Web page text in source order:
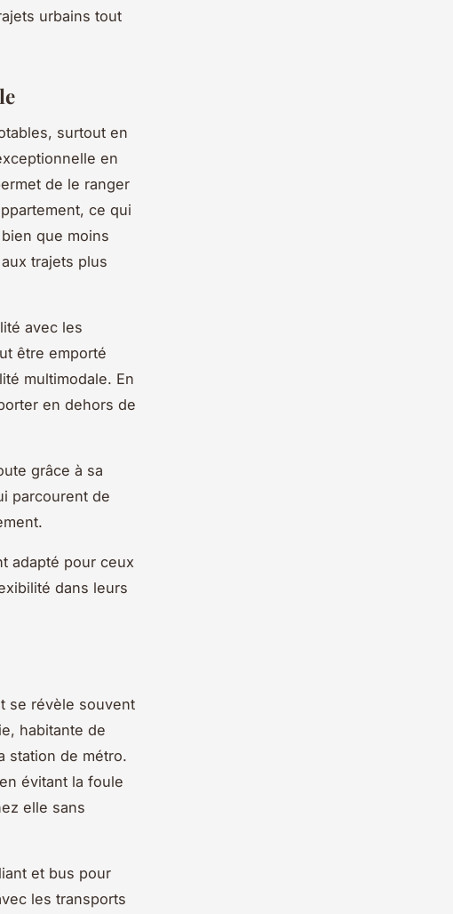
urbains tout
surtout en
en
de le ranger
ce qui
que moins
trajets plus
avec les
être emporté
multimodale. En
en dehors de
grâce à sa
parcourent de
adapté pour ceux
dans leurs
se révèle souvent
habitante de
station de métro.
évitant la foule
elle sans
et bus pour
les transports